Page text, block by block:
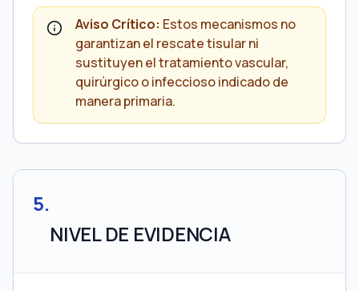
Aviso Crítico: Estos mecanismos no
garantizan el rescate tisular ni
sustituyen el tratamiento vascular,
quirúrgico o infeccioso indicado de
manera primaria.
5.
NIVEL DE EVIDENCIA